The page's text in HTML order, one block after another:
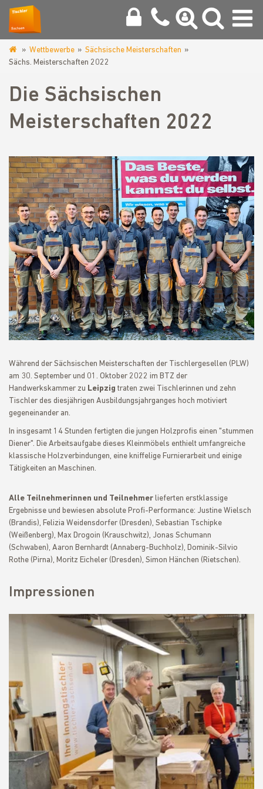
www.tischler-
chemnitz.de
Wettbewerbe
Sächsische Meisterschaften
Sächs. Meisterschaften 2022
Die Sächsischen
Meisterschaften 2022
Während der Sächsischen Meisterschaften der Tischlergesellen (PLW)
am 30. September und 01. Oktober 2022 im BTZ der
Handwerkskammer zu Leipzig traten zwei Tischlerinnen und zehn
Tischler des diesjährigen Ausbildungsjahrganges hoch motiviert
gegeneinander an.
In insgesamt 14 Stunden fertigten die jungen Holzprofis einen "stummen
Diener". Die Arbeitsaufgabe dieses Kleinmöbels enthielt umfangreiche
klassische Holzverbindungen, eine kniffelige Furnierarbeit und einige
Tätigkeiten an Maschinen.
Alle Teilnehmerinnen und Teilnehmer lieferten erstklassige
Ergebnisse und bewiesen absolute Profi-Performance: Justine Wielsch
(Brandis), Felizia Weidensdorfer (Dresden), Sebastian Tschipke
(Weißenberg), Max Drogoin (Krauschwitz), Jonas Schumann
(Schwaben), Aaron Bernhardt (Annaberg-Buchholz), Dominik-Silvio
Rothe (Pirna), Moritz Eicheler (Dresden), Simon Hänchen (Rietschen).
Impressionen